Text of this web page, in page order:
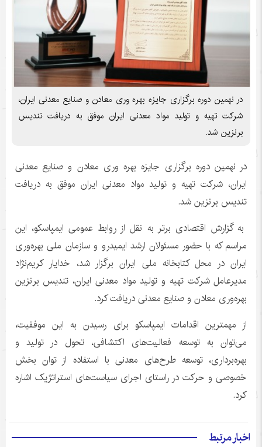
در نهمین دوره برگزاری جایزه بهره وری معادن و صنایع معدنی ایران،
شرکت تهیه و تولید مواد معدنی ایران موفق به دریافت تندیس
برنزین شد.
در نهمین دوره برگزاری جایزه بهره وری معادن و صنایع معدنی
ایران، شرکت تهیه و تولید مواد معدنی ایران موفق به دریافت
تندیس برنزین شد.
به گزارش اقتصادی برتر به نقل از روابط عمومی ایمپاسکو، این
مراسم که با حضور مسئولان ارشد ایمیدرو و سازمان ملی بهره‌وری
ایران در محل کتابخانه ملی ایران برگزار شد، خدایار کریم‌نژاد
مدیرعامل شرکت تهیه و تولید مواد معدنی ایران، تندیس برنزین
بهره‌وری معادن و صنایع معدنی دریافت کرد.
از مهمترین اقدامات ایمپاسکو برای رسیدن به این موفقیت،
می‌توان به توسعه فعالیت‌های اکتشافی، تحول در تولید و
بهره‌برداری، توسعه طرح‌های معدنی با استفاده از توان بخش
خصوصی و حرکت در راستای اجرای سیاست‌های استراتژیک اشاره
کرد.
اخبار مرتبط